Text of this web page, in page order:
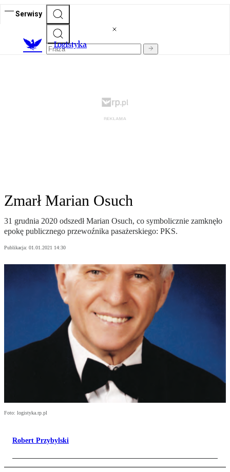
Serwisy
Logistyka
Zmarł Marian Osuch
31 grudnia 2020 odszedł Marian Osuch, co symbolicznie zamknęło
epokę publicznego przewoźnika pasażerskiego: PKS.
Publikacja: 01.01.2021 14:30
Foto: logistyka.rp.pl
Robert Przybylski